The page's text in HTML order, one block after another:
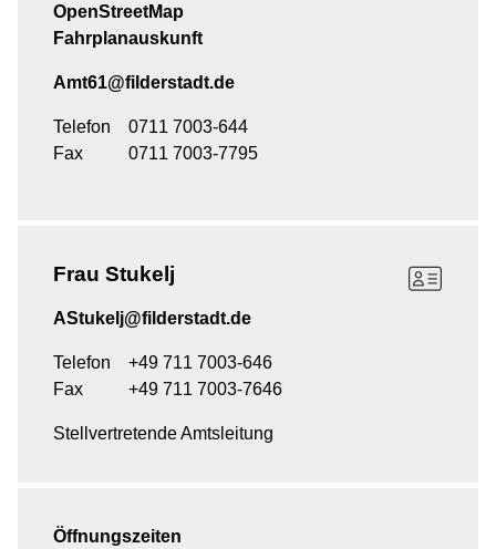
OpenStreetMap
Fahrplanauskunft
Amt61@filderstadt.de
Telefon
0711 7003-644
Fax
0711 7003-7795
Frau Stukelj
AStukelj@filderstadt.de
Telefon
+49 711 7003-646
Fax
+49 711 7003-7646
Stellvertretende Amtsleitung
Öffnungszeiten